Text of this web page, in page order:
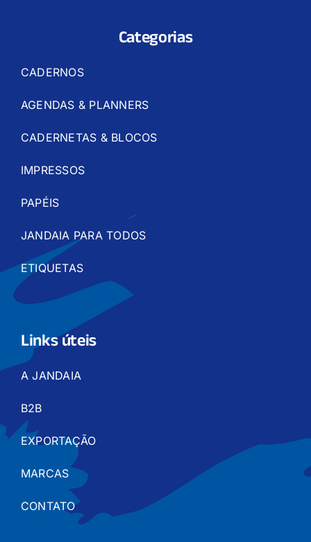
Categorias
CADERNOS
AGENDAS & PLANNERS
CADERNETAS & BLOCOS
IMPRESSOS
PAPÉIS
JANDAIA PARA TODOS
ETIQUETAS
Links úteis
A JANDAIA
B2B
EXPORTAÇÃO
MARCAS
CONTATO